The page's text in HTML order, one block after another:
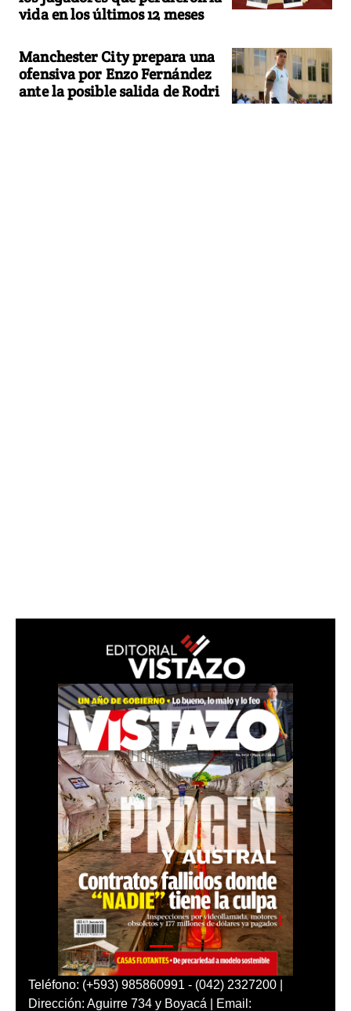
vida en los últimos 12 meses
Manchester City prepara una
ofensiva por Enzo Fernández
ante la posible salida de Rodri
Teléfono: (+593) 985860991 - (042) 2327200 |
Dirección: Aguirre 734 y Boyacá | Email: